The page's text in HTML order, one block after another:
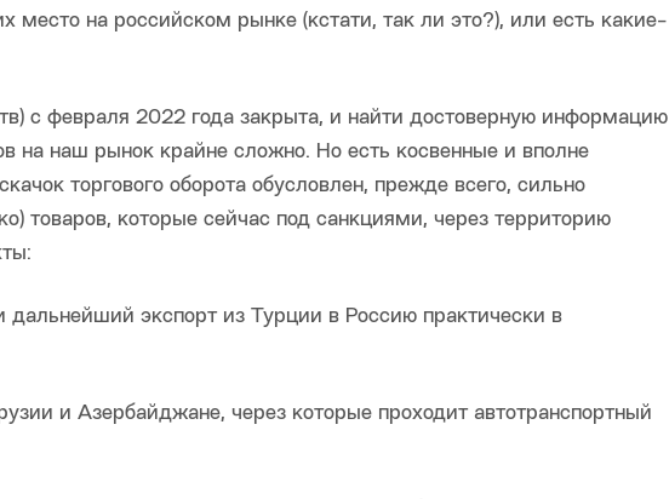
место на российском рынке (кстати, так ли это?), или есть какие-
с февраля 2022 года закрыта, и найти достоверную информацию
на наш рынок крайне сложно. Но есть косвенные и вполне
торгового оборота обусловлен, прежде всего, сильно
товаров, которые сейчас под санкциями, через территорию
экспорт из Турции в Россию практически в
и Азербайджане, через которые проходит автотранспортный